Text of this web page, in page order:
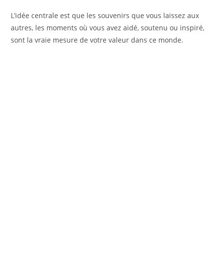
L’idée centrale est que les souvenirs que vous laissez aux
autres, les moments où vous avez aidé, soutenu ou inspiré,
sont la vraie mesure de votre valeur dans ce monde.